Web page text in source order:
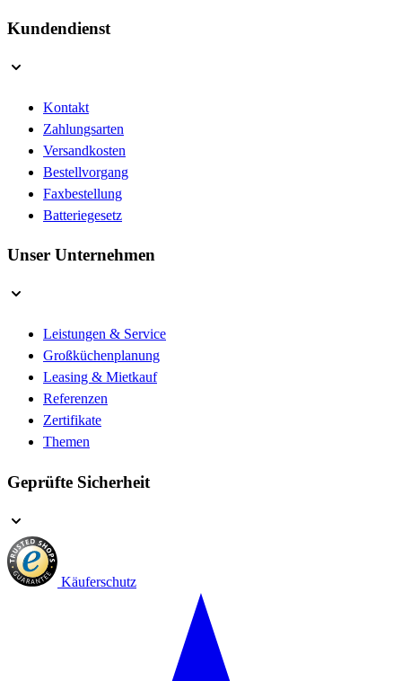
Kundendienst
Kontakt
Zahlungsarten
Versandkosten
Bestellvorgang
Faxbestellung
Batteriegesetz
Unser Unternehmen
Leistungen & Service
Großküchenplanung
Leasing & Mietkauf
Referenzen
Zertifikate
Themen
Geprüfte Sicherheit
Käuferschutz